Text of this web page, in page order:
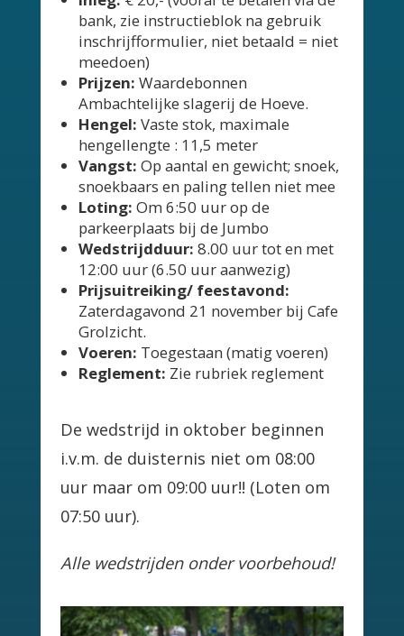
bank, zie instructieblok na gebruik
inschrijfformulier, niet betaald = niet
meedoen)
Prijzen: Waardebonnen
Ambachtelijke slagerij de Hoeve.
Hengel: Vaste stok, maximale
hengellengte : 11,5 meter
Vangst:Op aantal en gewicht; snoek,
snoekbaars en paling tellen niet mee
Loting: Om 6:50 uur op de
parkeerplaats bij de Jumbo
Wedstrijdduur:8.00 uur tot en met
12:00 uur (6.50 uur aanwezig)
Prijsuitreiking/ feestavond:
Zaterdagavond 21 november bij Cafe
Grolzicht.
Voeren: Toegestaan (matig voeren)
Reglement: Zie rubriek reglement
De wedstrijd in oktober beginnen
i.v.m. de duisternis niet om 08:00
uur maar om 09:00 uur!! (Loten om
07:50 uur).
Alle wedstrijden onder voorbehoud!